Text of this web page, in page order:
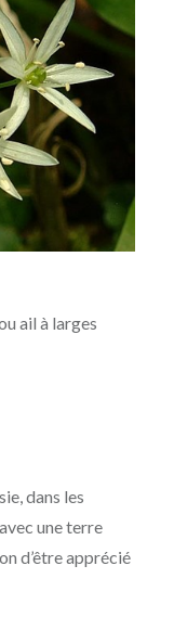
ail à larges
dans les
une terre
d’être apprécié